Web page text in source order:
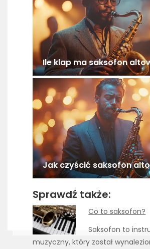
Ile klap ma saksofon
Jak czyścić saksofon
Sprawdź także:
Co to saksofon?
Saksofon to
muzyczny, który został